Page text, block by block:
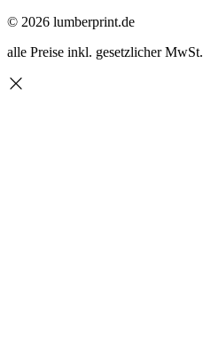
© 2026 lumberprint.de
alle Preise inkl. gesetzlicher MwSt.